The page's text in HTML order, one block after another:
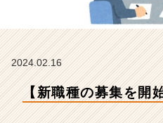
イ
ム
ベ
2024.02.16
【新職種の募集を開